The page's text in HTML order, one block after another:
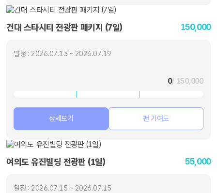
건대 스타시티 전광판 패키지 (7일) 150,000
일정 : 2026.07.13 ~ 2026.07.19
0/ 150,000
상세보기 팬 기여도
여의도 유진빌딩 전광판 (1일) 55,000
일정 : 2026.07.15 ~ 2026.07.15